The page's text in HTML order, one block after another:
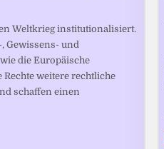
Weltkrieg institutionalisiert.
Gewissens- und
die Europäische
weitere rechtliche
schaffen einen